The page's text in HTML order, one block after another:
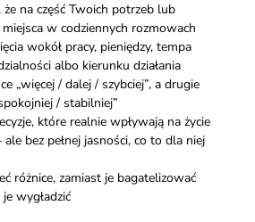
że na część Twoich potrzeb lub
w codziennych rozmowach
wokół pracy, pieniędzy, tempa
albo kierunku działania
„więcej / dalej / szybciej”, a drugie
/ stabilniej”
które realnie wpływają na życie
bez pełnej jasności, co to dla niej
różnice, zamiast je bagatelizować
wygładzić